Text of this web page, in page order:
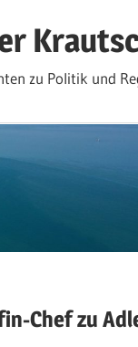
zu Politik und
Chef zu